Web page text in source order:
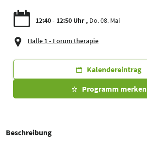
12:40 - 12:50 Uhr Do. 08. Mai
Halle 1 - Forum therapie
Kalendereintrag
Programm merken
Beschreibung